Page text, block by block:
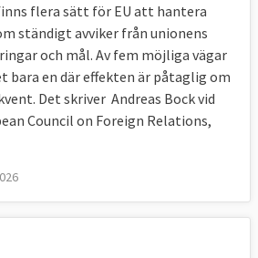
flera sätt för EU att hantera
ständigt avviker från unionens
och mål. Av fem möjliga vägar
bara en där effekten är påtaglig om
Det skriver Andreas Bock vid
Council on Foreign Relations,